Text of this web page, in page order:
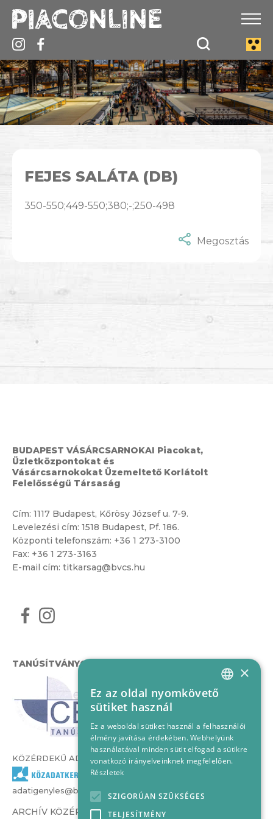
FEJES SALÁTA (DB)
350-550;449-550;380;-;250-498
Megosztás
BUDAPEST VÁSÁRCSARNOKAI Piacokat,
Üzletközpontokat és
Vásárcsarnokokat Üzemeltető Korlátolt
Felelősségű Társaság
Cím: 1117 Budapest, Kőrösy József u. 7-9.
Levelezési cím: 1518 Budapest, Pf. 186.
Központi telefonszám: +36 1 273-3100
Fax: +36 1 273-3163
E-mail cím: titkarsag@bvcs.hu
TANÚSÍTVÁNYOK
KÖZÉRDEKŰ ADATOK
adatigenyles@bvcs.hu
ARCHÍV KÖZÉRDEKŰ ADATOK –
HUNGARIAN
×
Ez az oldal nyomkövető
sütiket használ
Ez a weboldal sütiket használ a felhasználói
élmény javítása érdekében. Webhelyünk
használatával minden sütit elfogad a sütikre
vonatkozó irányelveinknek megfelelően.
Részletek
SZIGORÚAN SZÜKSÉGES
TELJESÍTMÉNY